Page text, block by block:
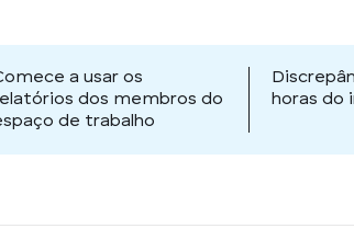
a usar os
dos membros do
de trabalho
horas do